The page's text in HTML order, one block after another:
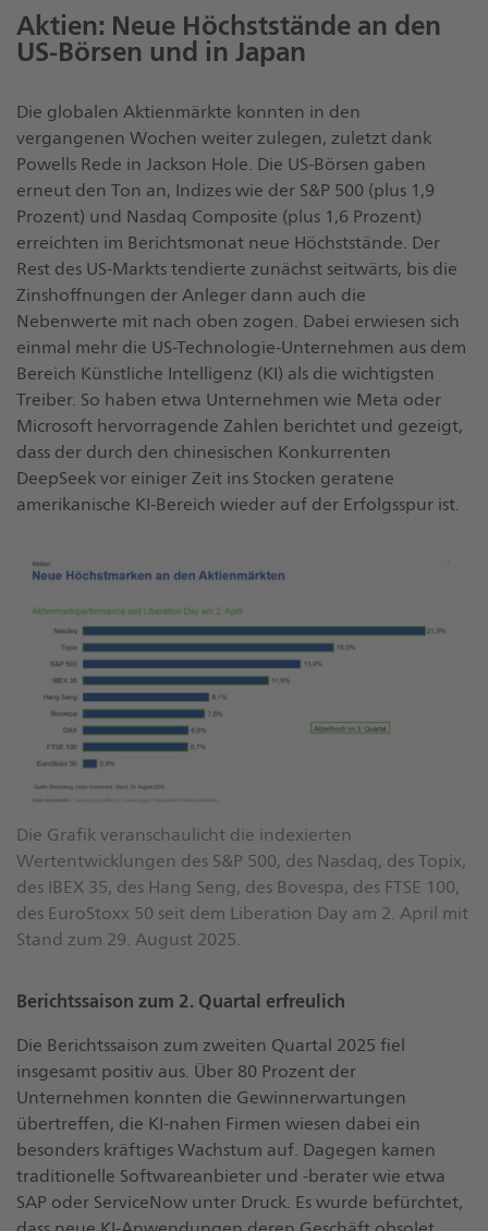
Aktien: Neue Höchststände an den
US-Börsen und in Japan
Die globalen Aktienmärkte konnten in den
vergangenen Wochen weiter zulegen, zuletzt dank
Powells Rede in Jackson Hole. Die US-Börsen gaben
erneut den Ton an, Indizes wie der S&P 500 (plus 1,9
Prozent) und Nasdaq Composite (plus 1,6 Prozent)
erreichten im Berichtsmonat neue Höchststände. Der
Rest des US-Markts tendierte zunächst seitwärts, bis die
Zinshoffnungen der Anleger dann auch die
Nebenwerte mit nach oben zogen. Dabei erwiesen sich
einmal mehr die US-Technologie-Unternehmen aus dem
Bereich Künstliche Intelligenz (KI) als die wichtigsten
Treiber. So haben etwa Unternehmen wie Meta oder
Microsoft hervorragende Zahlen berichtet und gezeigt,
dass der durch den chinesischen Konkurrenten
DeepSeek vor einiger Zeit ins Stocken geratene
amerikanische KI-Bereich wieder auf der Erfolgsspur ist.
Die Grafik veranschaulicht die indexierten
Wertentwicklungen des S&P 500, des Nasdaq, des Topix,
des IBEX 35, des Hang Seng, des Bovespa, des FTSE 100,
des EuroStoxx 50 seit dem Liberation Day am 2. April mit
Stand zum 29. August 2025.
Berichtssaison zum 2. Quartal erfreulich
Die Berichtssaison zum zweiten Quartal 2025 fiel
insgesamt positiv aus. Über 80 Prozent der
Unternehmen konnten die Gewinnerwartungen
übertreffen, die KI-nahen Firmen wiesen dabei ein
besonders kräftiges Wachstum auf. Dagegen kamen
traditionelle Softwareanbieter und -berater wie etwa
SAP oder ServiceNow unter Druck. Es wurde befürchtet,